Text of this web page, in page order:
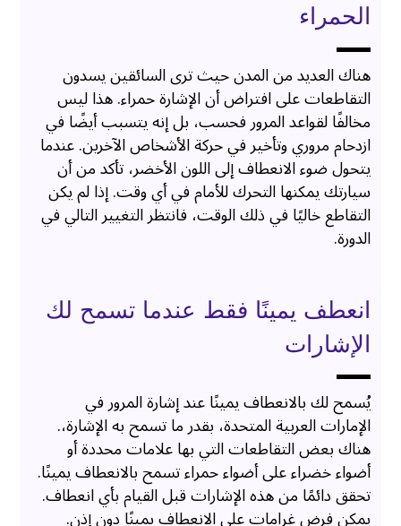
الحمراء
هناك العديد من المدن حيث ترى السائقين يسدون
التقاطعات على افتراض أن الإشارة حمراء. هذا ليس
مخالفًا لقواعد المرور فحسب، بل إنه يتسبب أيضًا في
ازدحام مروري وتأخير في حركة الأشخاص الآخرين. عندما
يتحول ضوء الانعطاف إلى اللون الأخضر، تأكد من أن
سيارتك يمكنها التحرك للأمام في أي وقت. إذا لم يكن
التقاطع خاليًا في ذلك الوقت، فانتظر التغيير التالي في
الدورة.
انعطف يمينًا فقط عندما تسمح لك
الإشارات
يُسمح لك بالانعطاف يمينًا عند إشارة المرور في
الإمارات العربية المتحدة، بقدر ما تسمح به الإشارة،.
هناك بعض التقاطعات التي بها علامات محددة أو
أضواء خضراء على أضواء حمراء تسمح بالانعطاف يمينًا.
تحقق دائمًا من هذه الإشارات قبل القيام بأي انعطاف.